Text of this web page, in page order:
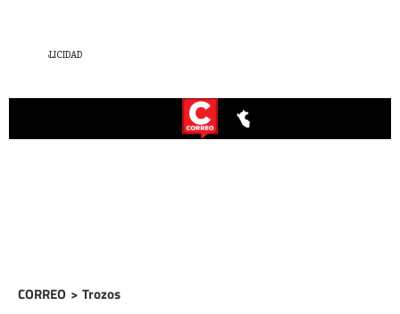
CORREO > Trozos